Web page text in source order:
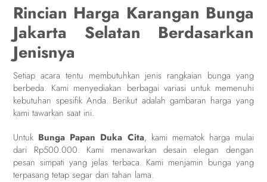
Rincian Harga Karangan Bunga
Jakarta Selatan Berdasarkan
Jenisnya
Setiap acara tentu membutuhkan jenis rangkaian bunga yang
berbeda. Kami menyediakan berbagai variasi untuk memenuhi
kebutuhan spesifik Anda. Berikut adalah gambaran harga yang
kami tawarkan saat ini.
Untuk Bunga Papan Duka Cita, kami mematok harga mulai
dari Rp500.000. Kami menawarkan desain elegan dengan
pesan simpati yang jelas terbaca. Kami menjamin bunga yang
terpasang tetap segar dan tahan lama.